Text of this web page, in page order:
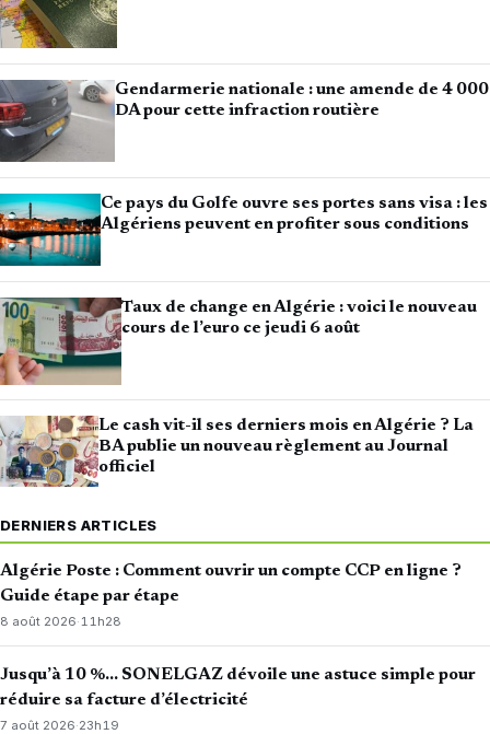
Gendarmerie nationale : une amende de 4 000
DA pour cette infraction routière
Ce pays du Golfe ouvre ses portes sans visa : les
Algériens peuvent en profiter sous conditions
Taux de change en Algérie : voici le nouveau
cours de l’euro ce jeudi 6 août
Le cash vit-il ses derniers mois en Algérie ? La
BA publie un nouveau règlement au Journal
officiel
DERNIERS ARTICLES
Algérie Poste : Comment ouvrir un compte CCP en ligne ?
Guide étape par étape
8 août 2026·11h28
Jusqu’à 10 %… SONELGAZ dévoile une astuce simple pour
réduire sa facture d’électricité
7 août 2026·23h19